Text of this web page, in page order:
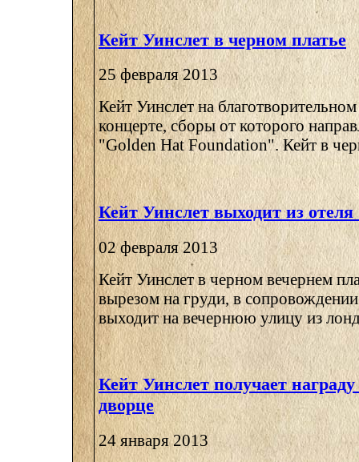
Кейт Уинслет в черном платье
25 февраля 2013
Кейт Уинслет на
концерте, сборы от которого
"Golden Hat Foundation". Кейт в
Кейт Уинслет выходит из
02 февраля 2013
Кейт Уинслет в черном вечернем
вырезом на груди, в
выходит на вечернюю улицу из
Кейт Уинслет получает
дворце
24 января 2013